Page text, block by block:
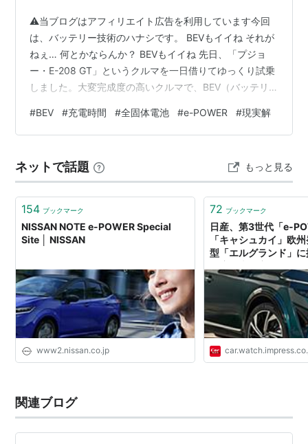
⚠当ブログはアフィリエイト広告を利用しています今回
は、バッテリー技術のハナシです。 BEVもイイね それが
ねぇ… 何とかならんか？ BEVもイイね 先日、「プジョ
ー・E-208 GT」というクルマを一日借りてゆっくり試乗
しました。大変完成度の高いクルマで、BEV（バッテリ
「恐れ入りました🙇」と感服したほど。試乗を終えてデ
ィーラーに戻り、セールスのNさんとインプレッションや
「BEVはまだ早い」、「興味がない」などとぞんざいな
口を利いてしまったのでNさんがかなり警戒されている様
子。「いや～、恐れ…
#BEV #充電時間 #全固体電池 #e-POWER #現実解
ネットで話題 もっと見る
154 ブックマーク
NISSAN NOTE e-POWER Special
Site │ NISSAN
www2.nissan.co.jp
72 ブックマーク
日産、第3世代「e-
「キャシュカイ」欧
型「エルグランド」
関連ブログ